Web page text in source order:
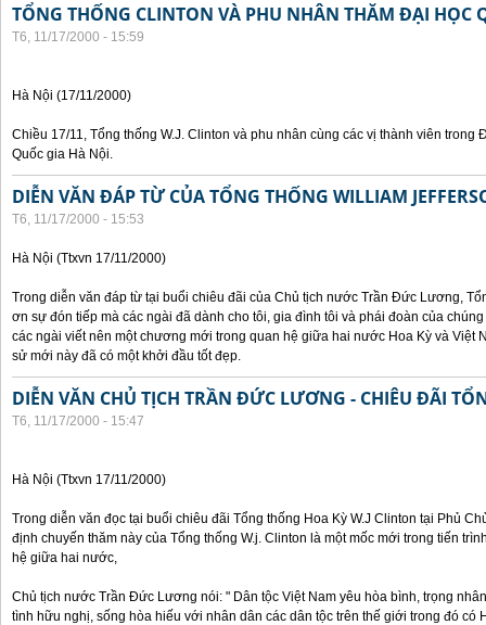
TỔNG THỐNG CLINTON VÀ PHU NHÂN THĂM ĐẠI HỌC
T6, 11/17/2000 - 15:59
Hà Nội (17/11/2000)
Chiều 17/11, Tổng thống W.J. Clinton và phu nhân cùng các vị thành viên
Quốc gia Hà Nội.
DIỄN VĂN ĐÁP TỪ CỦA TỔNG THỐNG WILLIAM
T6, 11/17/2000 - 15:53
Hà Nội (Ttxvn 17/11/2000)
Trong diễn văn đáp từ tại buổi chiêu đãi của Chủ tịch nước Trần Đức Lương,
ơn sự đón tiếp mà các ngài đã dành cho tôi, gia đình tôi và phái đoàn của
các ngài viết nên một chương mới trong quan hệ giữa hai nước Hoa Kỳ và Việt
sử mới này đã có một khởi đầu tốt đẹp.
DIỄN VĂN CHỦ TỊCH TRẦN ĐỨC LƯƠNG - CHIÊU ĐÃI
T6, 11/17/2000 - 15:47
Hà Nội (Ttxvn 17/11/2000)
Trong diễn văn đọc tại buổi chiêu đãi Tổng thống Hoa Kỳ W.J Clinton tại Phủ
định chuyến thăm này của Tổng thống W.j. Clinton là một mốc mới trong tiến
hệ giữa hai nước,
Chủ tịch nước Trần Đức Lương nói: " Dân tộc Việt Nam yêu hòa bình, trọng
tình hữu nghị, sống hòa hiếu với nhân dân các dân tộc trên thế giới trong đó có